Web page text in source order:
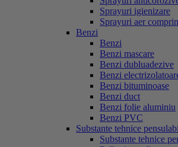
Sprayuri igienizare
Sprayuri aer
Benzi
Benzi
Benzi mascare
Benzi dubluadezive
Benzi
Benzi bituminoase
Benzi duct
Benzi folie aluminiu
Benzi PVC
Substante tehnice
Substante tehnice